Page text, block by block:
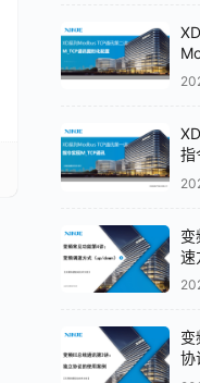
指
变
速
变
协